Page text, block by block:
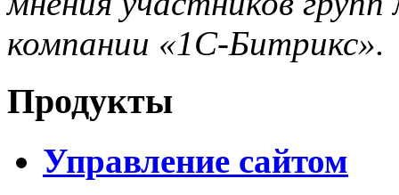
компании «1С-Битрикс».
Продукты
Управление сайтом